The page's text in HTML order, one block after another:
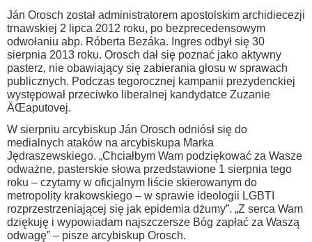
Ján Orosch został administratorem apostolskim archidiecezji
trnawskiej 2 lipca 2012 roku, po bezprecedensowym
odwołaniu abp. Róberta Bezáka. Ingres odbył się 30
sierpnia 2013 roku. Orosch dał się poznać jako aktywny
pasterz, nie obawiający się zabierania głosu w sprawach
publicznych. Podczas tegorocznej kampanii prezydenckiej
występował przeciwko liberalnej kandydatce Zuzanie
ÄŒaputovej.
W sierpniu arcybiskup Ján Orosch odniósł się do
medialnych ataków na arcybiskupa Marka
Jędraszewskiego. „Chciałbym Wam podziękować za Wasze
odważne, pasterskie słowa przedstawione 1 sierpnia tego
roku – czytamy w oficjalnym liście skierowanym do
metropolity krakowskiego – w sprawie ideologii LGBTI
rozprzestrzeniającej się jak epidemia dżumy”. „Z serca Wam
dziękuję i wypowiadam najszczersze Bóg zapłać za Waszą
odwagę” – pisze arcybiskup Orosch.